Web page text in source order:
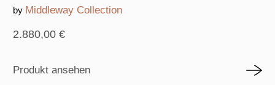
by Middleway Collection
2.880,00 €
Produkt ansehen